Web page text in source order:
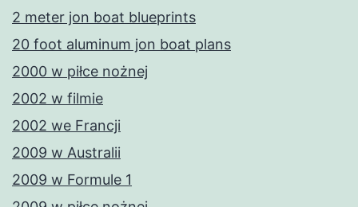
2 meter jon boat blueprints
20 foot aluminum jon boat plans
2000 w piłce nożnej
2002 w filmie
2002 we Francji
2009 w Australii
2009 w Formule 1